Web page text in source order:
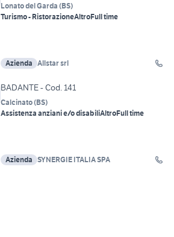
Lonato del Garda (BS)
Turismo - RistorazioneAltroFull time
Azienda Allstar srl
BADANTE - Cod. 141
Calcinato(BS)
Assistenza anziani e/o disabiliAltroFull time
Azienda SYNERGIE ITALIA SPA